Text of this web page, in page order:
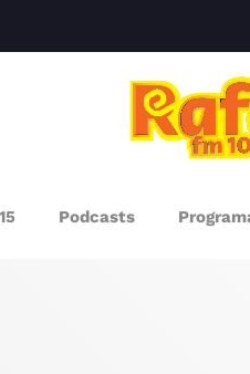
Podcasts